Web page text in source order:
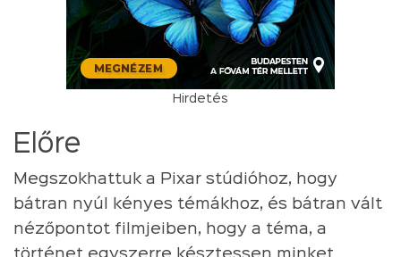
Hirdetés
Előre
Megszokhattuk a Pixar stúdióhoz, hogy
bátran nyúl kényes témákhoz, és bátran vált
nézőpontot filmjeiben, hogy a téma, a
történet egyszerre késztessen minket